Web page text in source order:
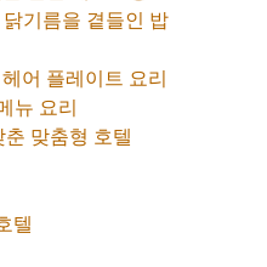
기름을 곁들인 밥
어 플레이트 요리
뉴 요리
맞춤형 호텔
텔